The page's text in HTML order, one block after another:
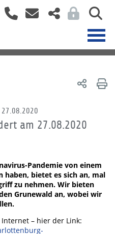
am 27.08.2020
Pandemie von einem
haben, bietet es sich an, mal
zu nehmen. Wir bieten
Grunewald an, wobei wir
– hier der Link: